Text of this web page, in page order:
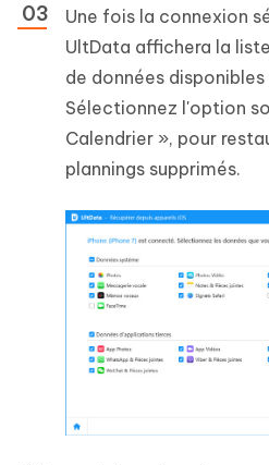
Une fois la connexion
UltData affichera la
de données
Sélectionnez l'option
Calendrier », pour
plannings supprimés.